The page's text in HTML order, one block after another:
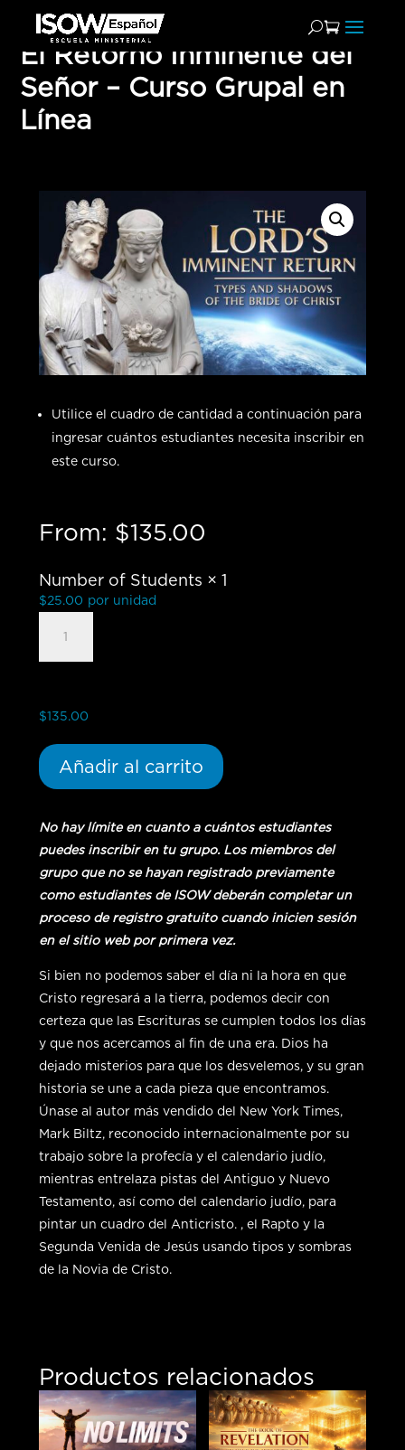
El Retorno Inminente del
Señor – Curso Grupal en
Línea
Utilice el cuadro de cantidad a continuación para
ingresar cuántos estudiantes necesita inscribir en
este curso.
From: $135.00
Number of Students × 1
$25.00 por unidad
Imminent
Group
cantidad
$135.00
Añadir al carrito
No hay límite en cuanto a cuántos estudiantes
puedes inscribir en tu grupo. Los miembros del
grupo que no se hayan registrado previamente
como estudiantes de ISOW deberán completar un
proceso de registro gratuito cuando inicien sesión
en el sitio web por primera vez.
Si bien no podemos saber el día ni la hora en que
Cristo regresará a la tierra, podemos decir con
certeza que las Escrituras se cumplen todos los días
y que nos acercamos al fin de una era. Dios ha
dejado misterios para que los desvelemos, y su gran
historia se une a cada pieza que encontramos.
Únase al autor más vendido del New York Times,
Mark Biltz, reconocido internacionalmente por su
trabajo sobre la profecía y el calendario judío,
mientras entrelaza pistas del Antiguo y Nuevo
Testamento, así como del calendario judío, para
pintar un cuadro del Anticristo. , el Rapto y la
Segunda Venida de Jesús usando tipos y sombras
de la Novia de Cristo.
Productos relacionados